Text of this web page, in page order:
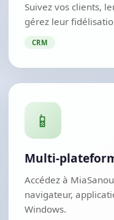
Suivez vos clients,
gérez leur
CRM
📱
Multi-
Accédez à
navigateur,
Windows.